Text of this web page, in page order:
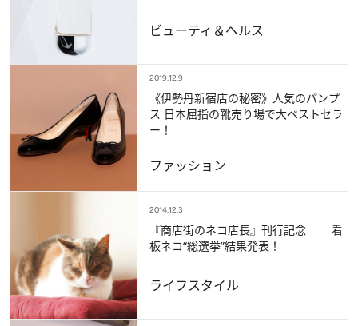
ビューティ＆ヘルス
2019.12.9
《伊勢丹新宿店の秘密》人気のパンプ
ス 日本屈指の靴売り場で大ベストセラ
ー！
ファッション
2014.12.3
『商店街のネコ店長』刊行記念 看
板ネコ“総選挙”結果発表！
ライフスタイル